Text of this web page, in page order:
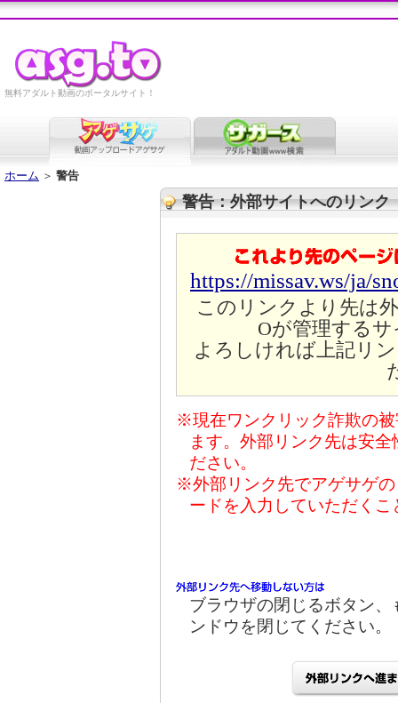
無料アダルト動画のポータルサイト！
ホーム ＞ 警告
警告：外部サイトへのリンク
https://missav.ws/ja/
このリンクより先は
Oが管理する
よろしければ上記リ
※現在ワンクリック詐欺の
ます。外部リンク先は安
ださい。
※外部リンク先でアゲサゲ
ードを入力していただく
ブラウザの閉じるボタン
ンドウを閉じてください。